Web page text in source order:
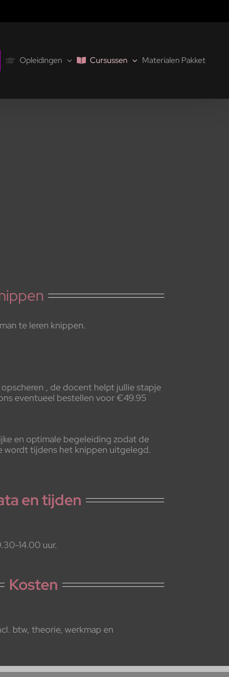
Opleidingen Cursussen Materialen Pakket
te leren knippen.
, de docent helpt jullie stapje
eventueel bestellen voor €49.95
en optimale begeleiding zodat de
wordt tijdens het knippen uitgelegd.
en tijden
14.00 uur.
Kosten
btw, theorie, werkmap en